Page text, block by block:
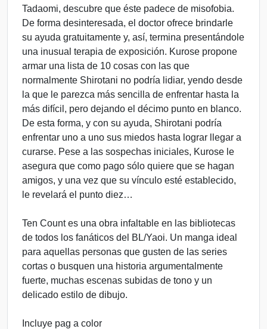
Tadaomi, descubre que éste padece de misofobia.
De forma desinteresada, el doctor ofrece brindarle
su ayuda gratuitamente y, así, termina presentándole
una inusual terapia de exposición. Kurose propone
armar una lista de 10 cosas con las que
normalmente Shirotani no podría lidiar, yendo desde
la que le parezca más sencilla de enfrentar hasta la
más difícil, pero dejando el décimo punto en blanco.
De esta forma, y con su ayuda, Shirotani podría
enfrentar uno a uno sus miedos hasta lograr llegar a
curarse. Pese a las sospechas iniciales, Kurose le
asegura que como pago sólo quiere que se hagan
amigos, y una vez que su vínculo esté establecido,
le revelará el punto diez…
Ten Count es una obra infaltable en las bibliotecas
de todos los fanáticos del BL/Yaoi. Un manga ideal
para aquellas personas que gusten de las series
cortas o busquen una historia argumentalmente
fuerte, muchas escenas subidas de tono y un
delicado estilo de dibujo.
Incluye pag a color